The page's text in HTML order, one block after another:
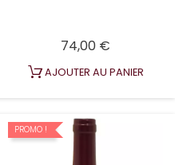
74,00 €
AJOUTER AU PANIER
PROMO !